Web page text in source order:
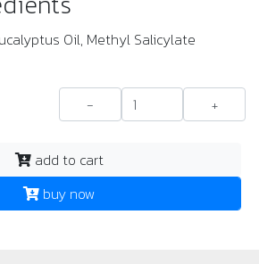
Oil, Methyl Salicylate
- +
add to cart
buy now